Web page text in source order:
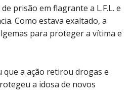
prisão em flagrante a L.F.L. e
Como estava exaltado, a
para proteger a vítima e
que a ação retirou drogas e
a idosa de novos